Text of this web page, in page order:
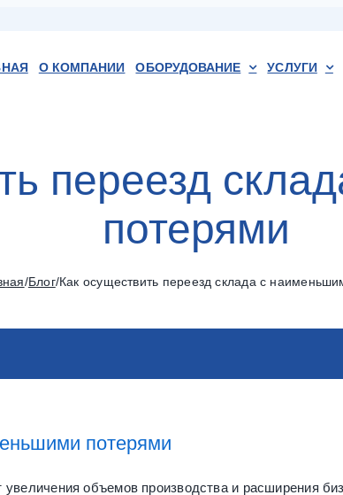
О КОМПАНИИ ОБОРУДОВАНИЕ УСЛУГИ
переезд
потерями
/Блог/Как осуществить переезд склада с
потерями
объемов производства и расширения